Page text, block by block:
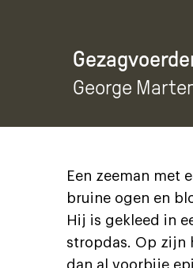
George
Een zeeman met
bruine ogen en
Hij is gekleed in
stropdas. Op zijn
dan al voorbije